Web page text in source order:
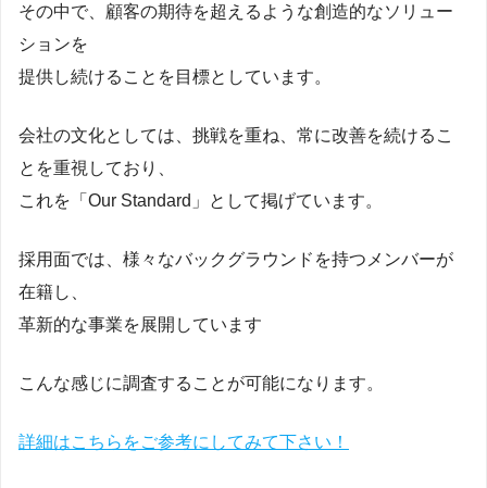
その中で、顧客の期待を超えるような創造的なソリュー
ションを
提供し続けることを目標としています。
会社の文化としては、挑戦を重ね、常に改善を続けるこ
とを重視しており、
これを「Our Standard」として掲げています。
採用面では、様々なバックグラウンドを持つメンバーが
在籍し、
革新的な事業を展開しています
こんな感じに調査することが可能になります。
詳細はこちらをご参考にしてみて下さい！